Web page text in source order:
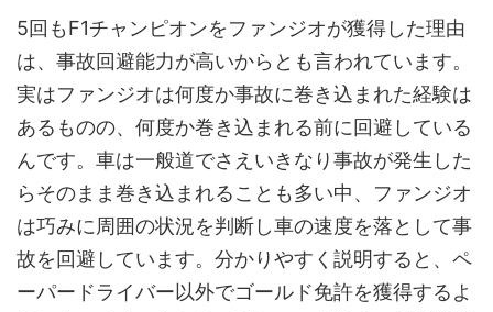
5回もF1チャンピオンをファンジオが獲得した理由
は、事故回避能力が高いからとも言われています。
実はファンジオは何度か事故に巻き込まれた経験は
あるものの、何度か巻き込まれる前に回避している
んです。車は一般道でさえいきなり事故が発生した
らそのまま巻き込まれることも多い中、ファンジオ
は巧みに周囲の状況を判断し車の速度を落として事
故を回避しています。分かりやすく説明すると、ペ
ーパードライバー以外でゴールド免許を獲得するよ